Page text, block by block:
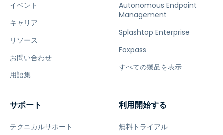
イベント
キャリア
リソース
お問い合わせ
用語集
Autonomous Endpoint
Management
Splashtop Enterprise
Foxpass
すべての製品を表示
サポート
テクニカルサポート
利用開始する
無料トライアル